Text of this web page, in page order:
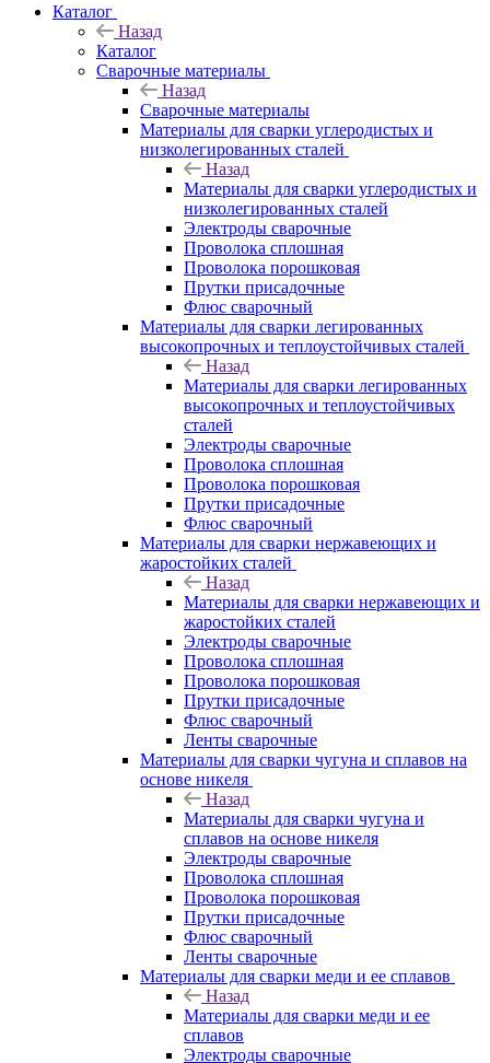
Каталог
Назад
Каталог
Сварочные материалы
Назад
Сварочные материалы
Материалы для сварки углеродистых и
низколегированных сталей
Назад
Материалы для сварки углеродистых и
низколегированных сталей
Электроды сварочные
Проволока сплошная
Проволока порошковая
Прутки присадочные
Флюс сварочный
Материалы для сварки легированных
высокопрочных и теплоустойчивых сталей
Назад
Материалы для сварки легированных
высокопрочных и теплоустойчивых
сталей
Электроды сварочные
Проволока сплошная
Проволока порошковая
Прутки присадочные
Флюс сварочный
Материалы для сварки нержавеющих и
жаростойких сталей
Назад
Материалы для сварки нержавеющих и
жаростойких сталей
Электроды сварочные
Проволока сплошная
Проволока порошковая
Прутки присадочные
Флюс сварочный
Ленты сварочные
Материалы для сварки чугуна и сплавов на
основе никеля
Назад
Материалы для сварки чугуна и
сплавов на основе никеля
Электроды сварочные
Проволока сплошная
Проволока порошковая
Прутки присадочные
Флюс сварочный
Ленты сварочные
Материалы для сварки меди и ее сплавов
Назад
Материалы для сварки меди и ее
сплавов
Электроды сварочные